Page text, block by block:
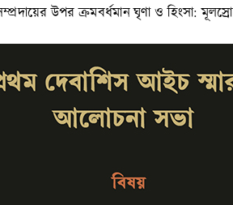
উপর ক্রমবর্ধমান ঘৃণা ও হিংসা: